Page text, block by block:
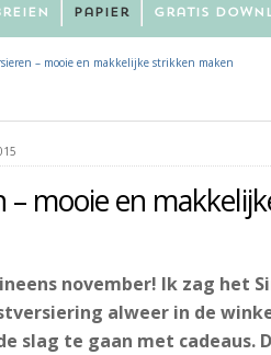
Papier Gratis
– mooie en makkelijke strikken maken
– mooie en
november! Ik zag het
alweer in de
slag te gaan met cadeaus.